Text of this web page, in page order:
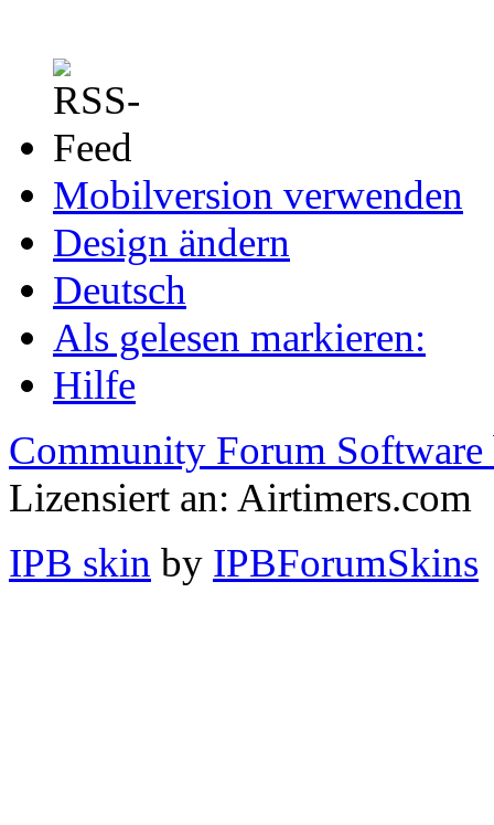
Mobilversion verwenden
Design ändern
Deutsch
Als gelesen markieren:
Hilfe
Community Forum Software
Lizensiert an: Airtimers.com
IPB skin by IPBForumSkins